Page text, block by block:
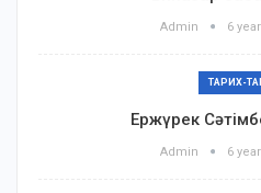
Admin 6
ТАРИХ-
Ержүрек
Admin 6